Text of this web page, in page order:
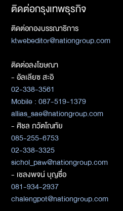
ติดต่อกรุงเทพธุรกิจ
ติดต่อกองบรรณาธิการ
ktwebeditor@nationgroup.com
ติดต่อลงโฆษณา
- อัลเลียซ สะอิ
02-338-3561
Mobile : 087-519-1379
allias_sae@nationgroup.com
- ศิชล ภวัตโณทัย
085-255-6753
02-338-3325
sichol_paw@nationgroup.com
- เชลงพจน์ บุญซื่อ
081-934-2937
chalengpot@nationgroup.com